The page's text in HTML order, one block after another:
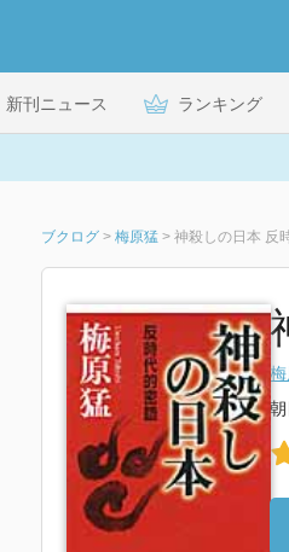
新刊ニュース ランキング
ブクログ > 梅原猛 > 神殺しの日本 反